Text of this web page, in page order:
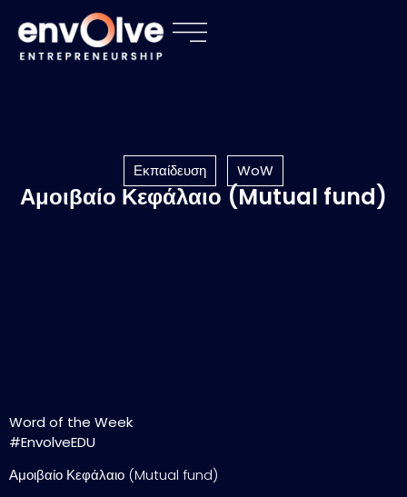
Εκπαίδευση WoW
Αμοιβαίο Κεφάλαιο (Mutual fund)
Word of the Week
#EnvolveEDU
Αμοιβαίο Κεφάλαιο (Mutual fund)